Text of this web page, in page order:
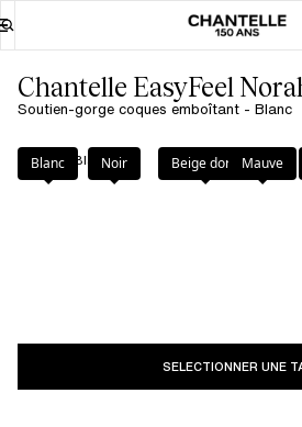
Chantelle EasyFeel
Soutien-gorge coques emboîtant - Blanc
Couleur Blanc
Blanc Noir Beige doré Mauve
SELECTIONNER UNE